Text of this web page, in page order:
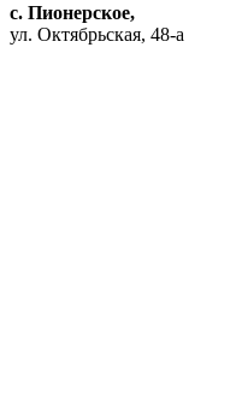
с. Пионерское,
ул. Октябрьская, 48-а